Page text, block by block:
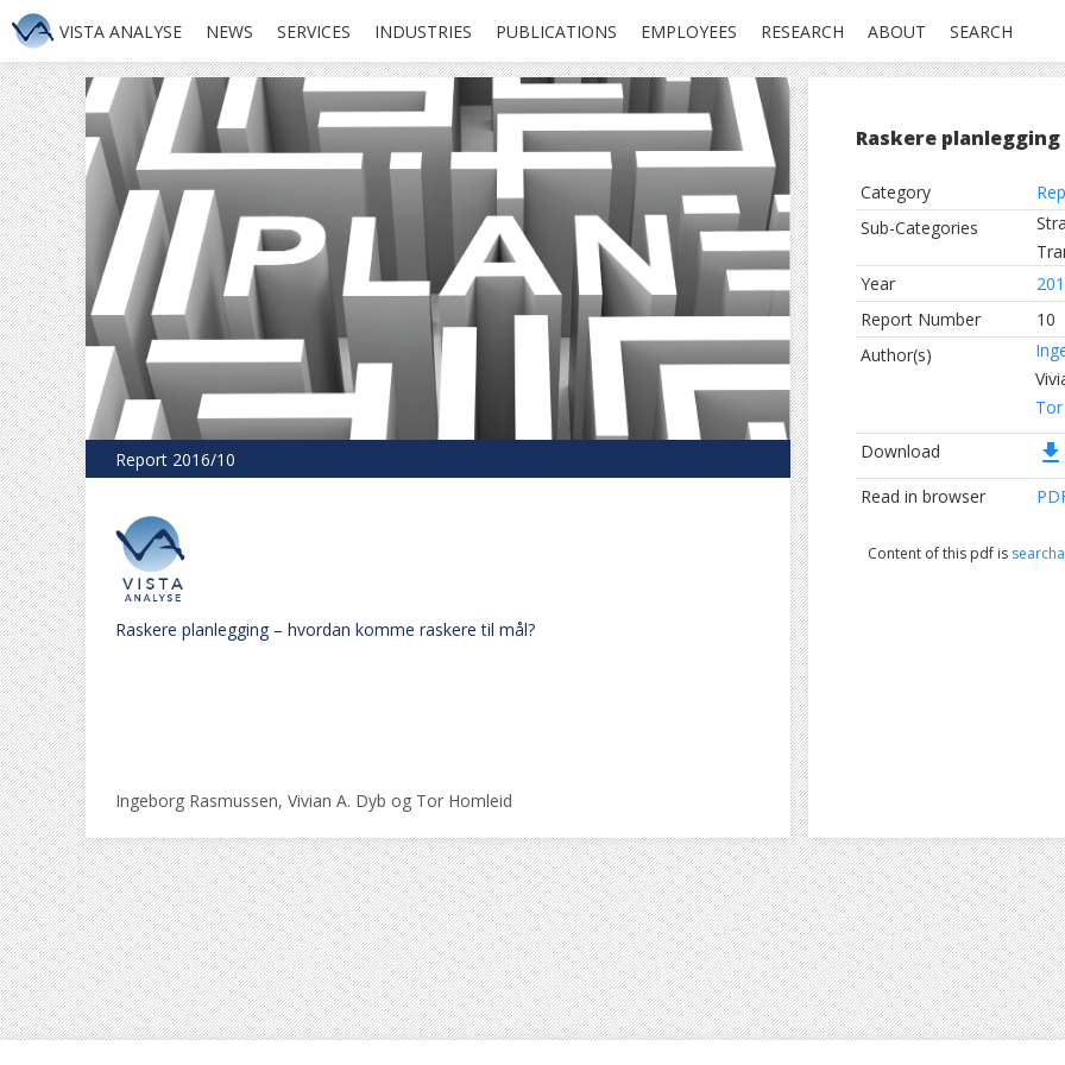
VISTA ANALYSE NEWS SERVICES INDUSTRIES PUBLICATIONS EMPLOYEES RESEARCH ABOUT SEARCH
Report 2016/10
Raskere planlegging – hvordan komme raskere til mål?
Ingeborg Rasmussen, Vivian A. Dyb og Tor Homleid
Raskere
Category
Sub-Categories
Year
Report Number
10
Author(s)
Download
file_download
Read in browser
Content of this pdf is